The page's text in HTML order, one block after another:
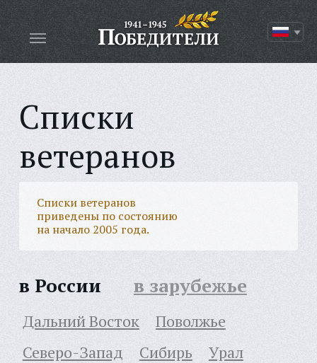
Списки
ветеранов
Списки ветеранов
приведены по состоянию
на начало 2005 года.
в России в зарубежье
Дальний Восток
Поволжье
Северо-Запад
Сибирь
Урал